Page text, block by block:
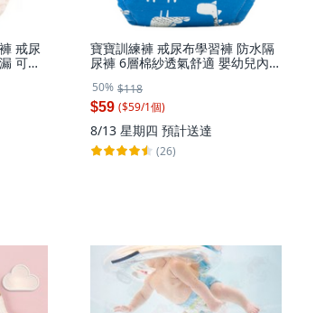
戒尿
可水
參考
寶寶訓練褲 戒尿布學習褲 防水隔
尿褲 6層棉紗透氣舒適 嬰幼兒內褲
龍,L 110碼 適合15-20kg, 藍色恐
龍
50% $118
$59 ($59/1個)
8/13 星期四 預計送達
(26)